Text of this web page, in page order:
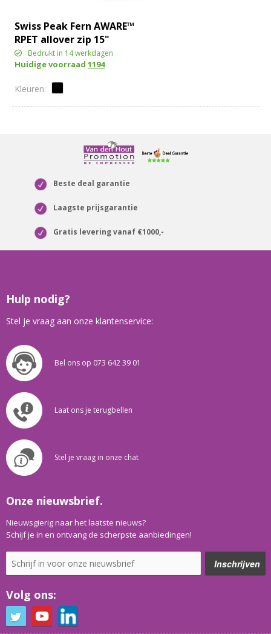
Swiss Peak Fern AWARE™
RPET allover zip 15"
laptop rugzak
Bedrukt in 14 werkdagen
Huidige voorraad1194
Beste deal garantie
Laagste prijsgarantie
Gratis levering vanaf €1000,-
Hulp nodig?
Stel je vraag aan onze klantenservice:
Bel ons op 073 642 39 01
Laat ons je terugbellen
Stel je vraag in onze chat
Onze nieuwsbrief.
Nieuwsgierig naar het laatste nieuws?
Schijf je in en ontvang de scherpste aanbiedingen!
Volg ons: